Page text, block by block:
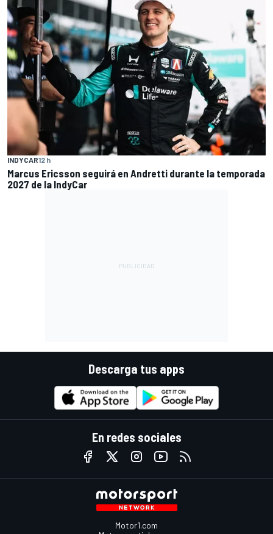
INDYCAR12 h
Marcus Ericsson seguirá en Andretti durante la temporada
2027 de la IndyCar
Descarga tus apps
En redes sociales
Motor1.com